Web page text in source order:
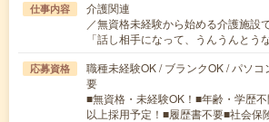
仕事内容
介護関連
／無資格未経験から始める介護施設
「話し相手になって、うんうんと
応募資格
職種未経験OK / ブランクOK / パソ
要
■無資格・未経験OK！■年齢・学歴
以上採用予定！■履歴書不要■社会保